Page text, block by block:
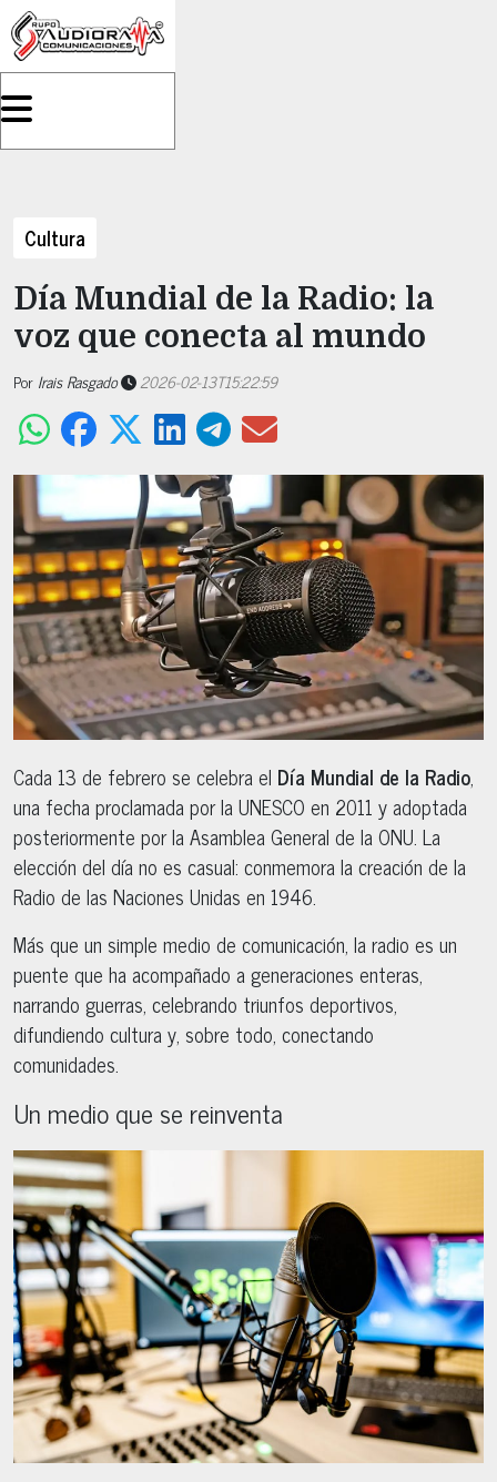
Cultura
Día Mundial de la Radio: la
voz que conecta al mundo
Por Irais Rasgado 2026-02-13T15:22:59
Cada 13 de febrero se celebra el Día Mundial de la Radio,
una fecha proclamada por la UNESCO en 2011 y adoptada
posteriormente por la Asamblea General de la ONU. La
elección del día no es casual: conmemora la creación de la
Radio de las Naciones Unidas en 1946.
Más que un simple medio de comunicación, la radio es un
puente que ha acompañado a generaciones enteras,
narrando guerras, celebrando triunfos deportivos,
difundiendo cultura y, sobre todo, conectando
comunidades.
Un medio que se reinventa